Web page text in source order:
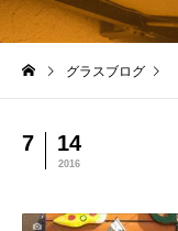
グラスブログ
7 14
2016